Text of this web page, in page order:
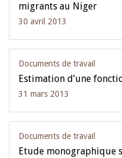
migrants au Niger
30 avril 2013
Documents de travail
Estimation d’une
31 mars 2013
Documents de travail
Etude monographique